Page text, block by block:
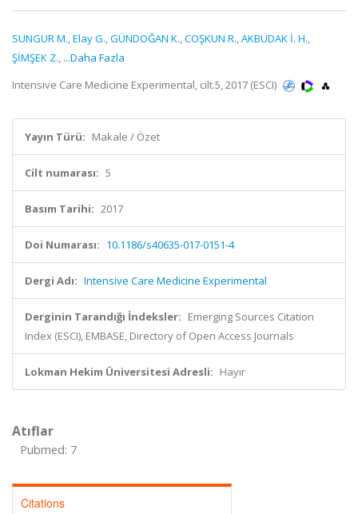
SUNGUR M.,Elay G.,GÜNDOĞAN K.,COŞKUN R.,AKBUDAK İ. H.,
ŞİMŞEK Z., ...Daha Fazla
Intensive Care Medicine Experimental, cilt.5, 2017 (ESCI)
Yayın Türü: Makale / Özet
Cilt numarası: 5
Basım Tarihi: 2017
Doi Numarası: 10.1186/s40635-017-0151-4
Dergi Adı: Intensive Care Medicine Experimental
Derginin Tarandığı İndeksler: Emerging Sources Citation
Index (ESCI), EMBASE, Directory of Open Access Journals
Lokman Hekim Üniversitesi Adresli: Hayır
Atıflar
Pubmed: 7
Citations